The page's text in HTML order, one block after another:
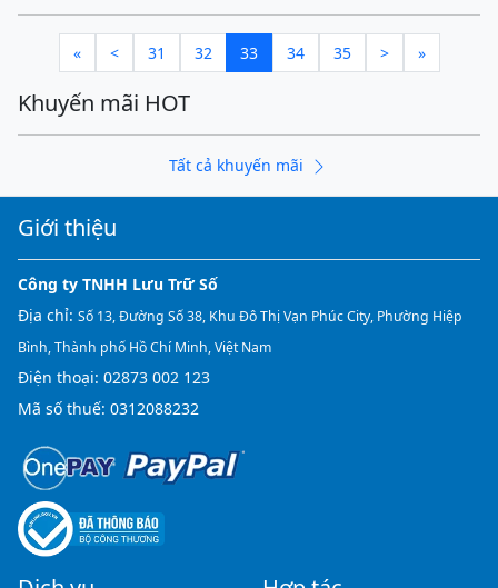
« < 31 32 33 34 35 > »
Khuyến mãi HOT
Tất cả khuyến mãi
Giới thiệu
Công ty TNHH Lưu Trữ Số
Địa chỉ: Số 13, Đường Số 38, Khu Đô Thị Vạn Phúc City, Phường Hiệp
Bình, Thành phố Hồ Chí Minh, Việt Nam
Điện thoại: 02873 002 123
Mã số thuế: 0312088232